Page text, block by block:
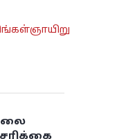
ஞாயிறு